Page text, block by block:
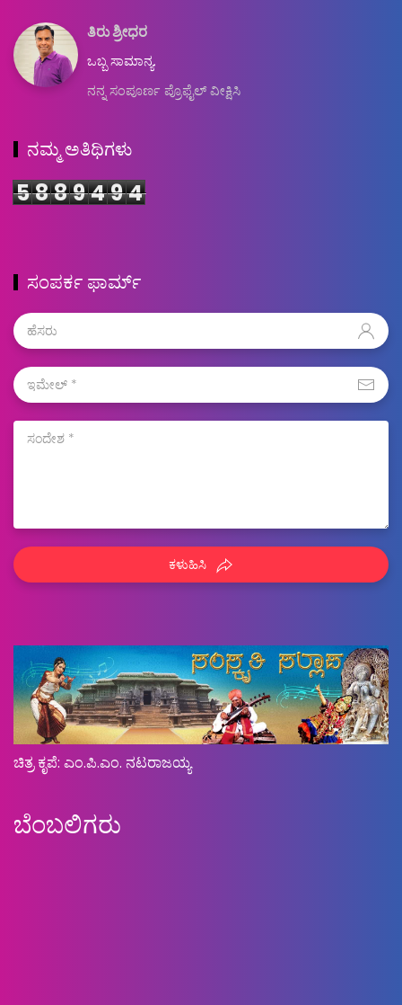
ತಿರು ಶ್ರೀಧರ
ಒಬ್ಬ ಸಾಮಾನ್ಯ.
ನನ್ನ ಸಂಪೂರ್ಣ ಪ್ರೊಫೈಲ್ ವೀಕ್ಷಿಸಿ
ನಮ್ಮ ಅತಿಥಿಗಳು
5889494
ಸಂಪರ್ಕ ಫಾರ್ಮ್
ಕಳುಹಿಸಿ
ಚಿತ್ರ ಕೃಪೆ: ಎಂ.ಪಿ.ಎಂ. ನಟರಾಜಯ್ಯ
ಬೆಂಬಲಿಗರು